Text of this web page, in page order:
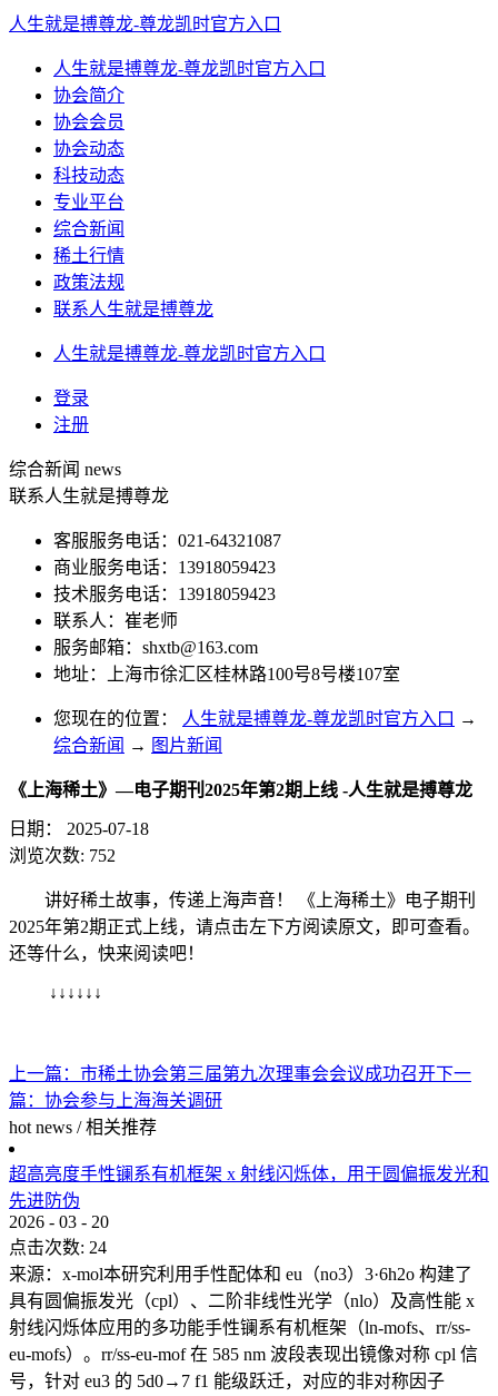
人生就是搏尊龙-尊龙凯时官方入口
人生就是搏尊龙-尊龙凯时官方入口
协会简介
协会会员
协会动态
科技动态
专业平台
综合新闻
稀土行情
政策法规
联系人生就是搏尊龙
人生就是搏尊龙-尊龙凯时官方入口
登录
注册
综合新闻 news
联系人生就是搏尊龙
客服服务电话：021-64321087
商业服务电话：13918059423
技术服务电话：13918059423
联系人：崔老师
服务邮箱： shxtb@163.com
地址：上海市徐汇区桂林路100号8号楼107室
您现在的位置： 人生就是搏尊龙-尊龙凯时官方入口 →
综合新闻 → 图片新闻
《上海稀土》—电子期刊2025年第2期上线 -人生就是搏尊龙
日期：
2025-07-18
浏览次数: 752
讲好稀土故事，传递上海声音！ 《上海稀土》电子期刊
2025年第2期正式上线，请点击左下方阅读原文，即可查看。
还等什么，快来阅读吧！
↓↓↓↓↓↓
上一篇： 市稀土协会第三届第九次理事会会议成功召开下一
篇： 协会参与上海海关调研
hot news / 相关推荐
超高亮度手性镧系有机框架 x 射线闪烁体，用于圆偏振发光和
先进防伪
2026 - 03 - 20
点击次数: 24
来源：x-mol本研究利用手性配体和 eu（no3）3·6h2o 构建了
具有圆偏振发光（cpl）、二阶非线性光学（nlo）及高性能 x
射线闪烁体应用的多功能手性镧系有机框架（ln-mofs、rr/ss-
eu-mofs）。rr/ss-eu-mof 在 585 nm 波段表现出镜像对称 cpl 信
号，针对 eu3 的 5d0→7 f1 能级跃迁，对应的非对称因子